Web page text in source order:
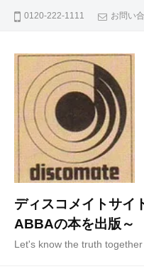
0120-222-1111 お問い
ディスコメイトサイ
ABBAの本を出版～
Let's know the truth together